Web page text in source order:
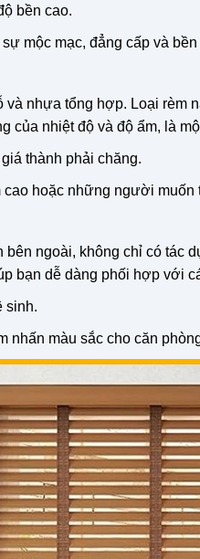
bền cao.
mộc mạc, đẳng cấp và
nhựa tổng hợp. Loại rèm
của nhiệt độ và độ ẩm, là
thành phải chăng.
cao hoặc những người muốn
ngoài, không chỉ có tác
bạn dễ dàng phối hợp với
sinh.
nhấn màu sắc cho căn